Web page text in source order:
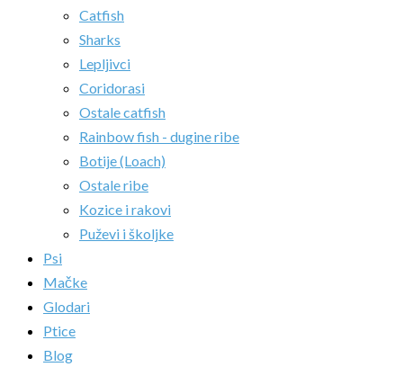
Catfish
Sharks
Lepljivci
Coridorasi
Ostale catfish
Rainbow fish - dugine ribe
Botije (Loach)
Ostale ribe
Kozice i rakovi
Puževi i školjke
Psi
Mačke
Glodari
Ptice
Blog